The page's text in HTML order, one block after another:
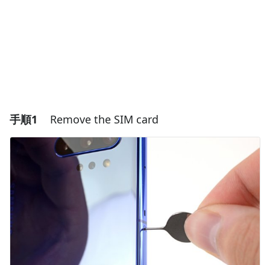
手順1 Remove the SIM card